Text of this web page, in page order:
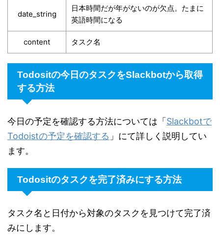
date_string
日本時間だが年がないのが欠点。たまに
英語時間になる
content タスク名
Todositの今日のタスクをSlackbotから取得
する方法
今日の予定を確認する方法については「 Slackbotで
Todoistの予定を確認する 」にて詳しく説明してい
ます。
Todositのタスクを完了済みにする方法
タスク名と日付から対象のタスクを見つけて完了済
みにします。